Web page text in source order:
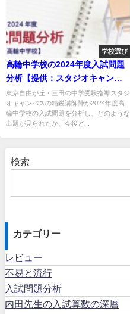
学校選び
高輪中学校の2024年度入試問題
分析【提供：スタジオキャンパ
ス】
東京自由が丘・三田の中学受験指導スタジ
オキャンパスの精鋭講師陣が2024年度高
輪中学校の入試問題を分析し、どのような
出題が見られたか、今後ど...
検索
カテゴリー
レビュー
不易と流行
入試問題分析
内田先生の入試算数の深層